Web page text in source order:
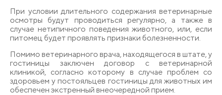
При условии длительного содержания ветеринарные
осмотры будут проводиться регулярно, а также в
случае нетипичного поведения животного, или, если
питомец будет проявлять признаки болезненности.
Помимо ветеринарного врача, находящегося в штате, у
гостиницы заключен договор с ветеринарной
клиникой, согласно которому в случае проблем со
здоровьем у постояльцев гостиницы для животных им
обеспечен экстренный внеочередной прием.